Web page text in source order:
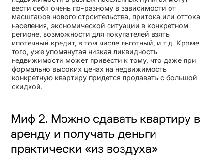
вести себя очень по-разному в зависимости от
масштабов нового строительства, притока или оттока
населения, экономической ситуации в конкретном
регионе, возможности для покупателей взять
ипотечный кредит, в том числе льготный, и т.д. Кроме
того, уже упомянутая низкая ликвидность
недвижимости может привести к тому, что даже при
формально высоких ценах на недвижимость
конкретную квартиру придется продавать с большой
скидкой.
Миф 2. Можно сдавать квартиру в
аренду и получать деньги
практически «из воздуха»